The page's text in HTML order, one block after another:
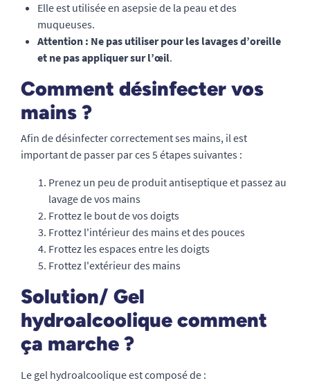
Elle est utilisée en asepsie de la peau et des
muqueuses.
Attention : Ne pas utiliser pour les lavages d’oreille
et ne pas appliquer sur l’œil.
Comment désinfecter vos
mains ?
Afin de désinfecter correctement ses mains, il est
important de passer par ces 5 étapes suivantes :
Prenez un peu de produit antiseptique et passez au
lavage de vos mains
Frottez le bout de vos doigts
Frottez l'intérieur des mains et des pouces
Frottez les espaces entre les doigts
Frottez l'extérieur des mains
Solution/ Gel
hydroalcoolique comment
ça marche ?
Le gel hydroalcoolique est composé de :